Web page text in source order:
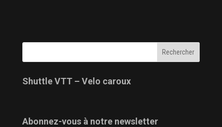
Shuttle VTT – Velo caroux
Abonnez-vous à notre newsletter